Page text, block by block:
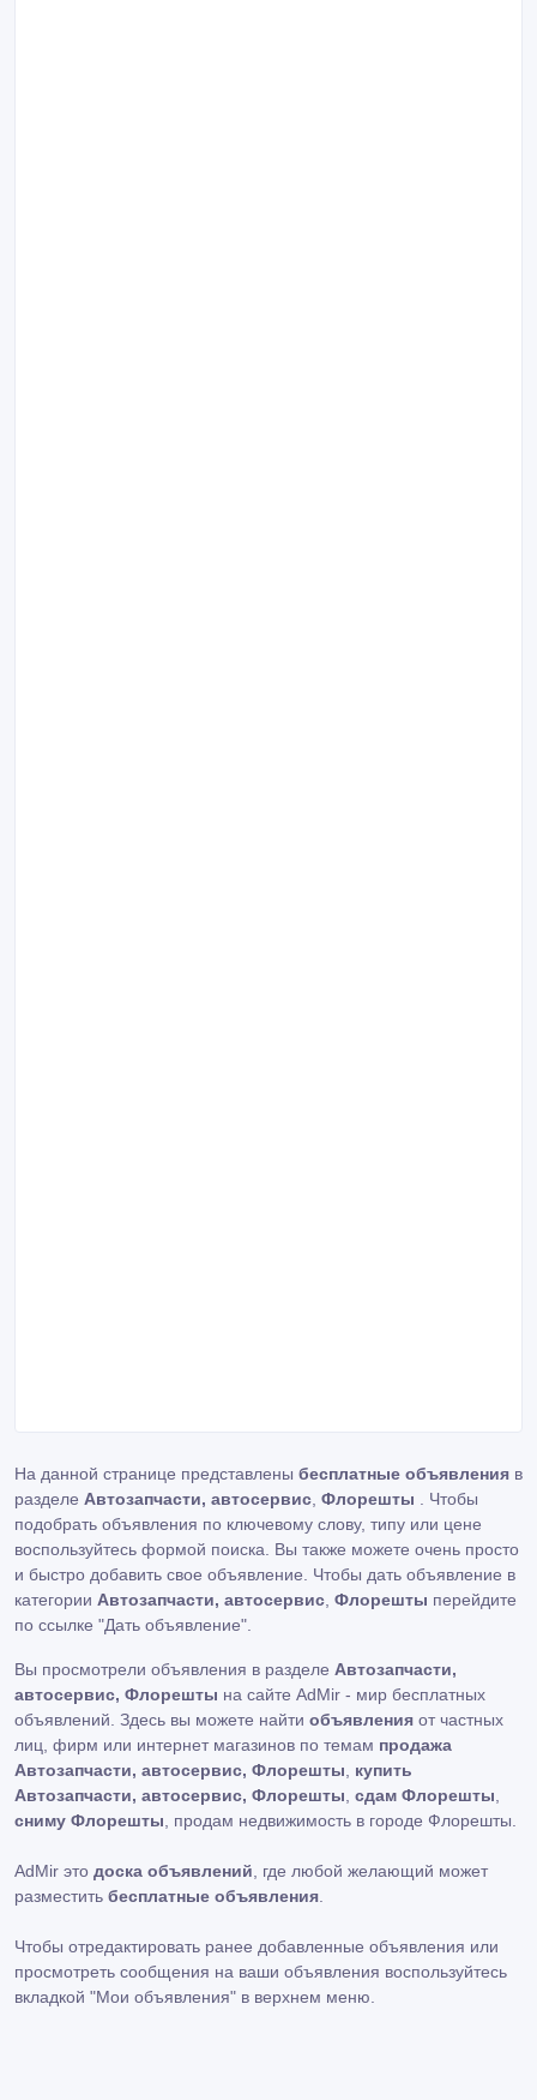
На данной странице представлены бесплатные объявления в
разделе Автозапчасти, автосервис Флорешты . Чтобы
подобрать объявления по ключевому слову, типу или цене
воспользуйтесь формой поиска. Вы также можете очень просто
и быстро добавить свое объявление. Чтобы дать объявление в
категории Автозапчасти, автосервис Флорешты перейдите
по ссылке "Дать объявление"
Вы просмотрели объявления в разделе Автозапчасти,
автосервис, Флорешты на сайте AdMir - мир бесплатных
объявлений. Здесь вы можете найти объявления от частных
лиц, фирм или интернет магазинов по темам продажа
Автозапчасти, автосервис, Флорешты
купить
Автозапчасти, автосервис, Флорешты сдам Флорешты
сниму Флорешты , продам недвижимость в городе Флорешты.
AdMir это доска объявлений , где любой желающий может
разместить бесплатные объявления
Чтобы отредактировать ранее добавленные объявления или
просмотреть сообщения на ваши объявления воспользуйтесь
вкладкой "Мои объявления" в верхнем меню.